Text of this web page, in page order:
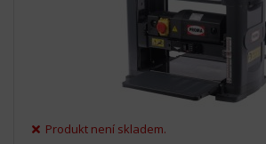
Produkt není skladem.